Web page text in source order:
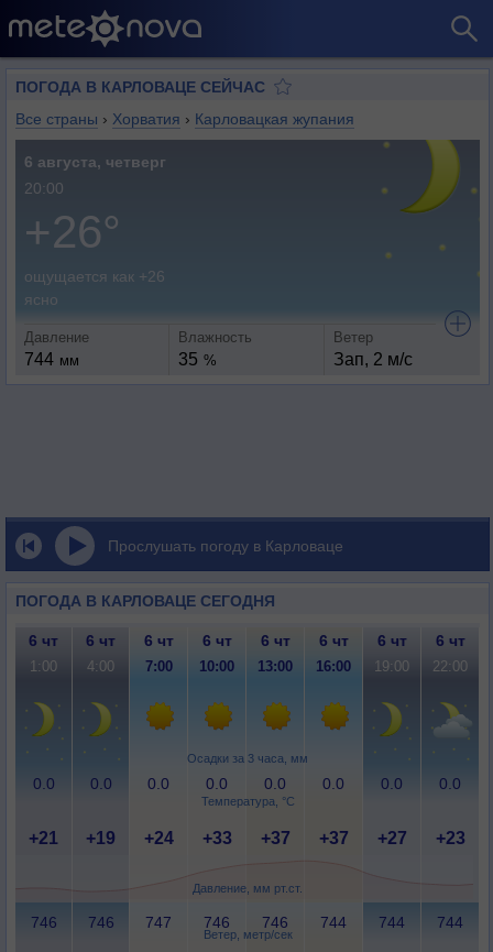
ПОГОДА В КАРЛОВАЦЕ СЕЙЧАС
Все страны › Хорватия › Карловацкая жупания
6 августа, четверг
20:00
+26°
ощущается как +26
ясно
Давление
744 мм
Влажность
35 %
Ветер
Зап, 2 м/с
Прослушать погоду в Карловаце
ПОГОДА В КАРЛОВАЦЕ СЕГОДНЯ
Осадки за 3 часа, мм
Температура, °C
Давление, мм рт.ст.
Ветер, метр/сек
6 чт 6 чт 6 чт 6 чт 6 чт 6 чт 6 чт 6 чт
1:00 4:00 7:00 10:00 13:00 16:00 19:00 22:00
0.0 0.0 0.0 0.0 0.0 0.0 0.0 0.0
+21 +19 +24 +33 +37 +37 +27 +23
746 746 747 746 746 744 744 744